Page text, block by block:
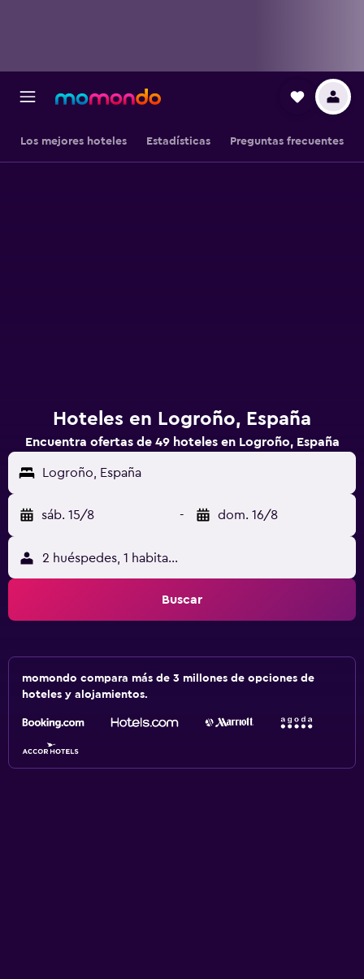
Los mejores hoteles Estadísticas Preguntas frecuentes
Hoteles en Logroño, España
Encuentra ofertas de 49 hoteles en Logroño, España
Logroño, España
sáb. 15/8 - dom. 16/8
2 huéspedes, 1 habitación
Buscar
momondo compara más de 3 millones de opciones de
hoteles y alojamientos.